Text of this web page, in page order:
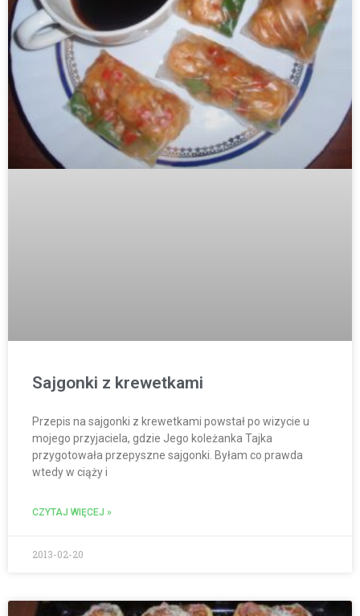
Sajgonki z krewetkami
Przepis na sajgonki z krewetkami powstał po wizycie u
mojego przyjaciela, gdzie Jego koleżanka Tajka
przygotowała przepyszne sajgonki. Byłam co prawda
wtedy w ciąży i
CZYTAJ WIĘCEJ »
2013-02-20